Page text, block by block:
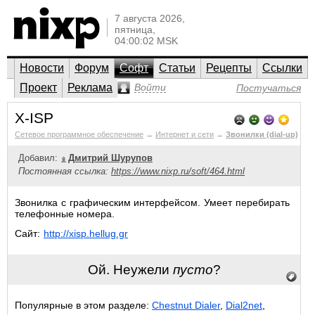
7 августа 2026,
пятница,
04:00:02 MSK
Новости Форум Софт Статьи Рецепты
Ссылки
Проект
Реклама Войти Постучаться
X-ISP
Сетевое программное обеспечение → Интернет и сети → Звонилки (dial-up)
Добавил:
Дмитрий Шурупов
Постоянная ссылка: https://www.nixp.ru/soft/464.html
Звонилка с графическим интерфейсом. Умеет перебирать
телефонные номера.
Сайт: http://xisp.hellug.gr
Ой. Неужели пусто?
Популярные в этом разделе: Chestnut Dialer, Dial2net